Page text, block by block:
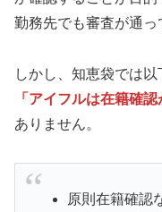
勤務先でも審査が通っ
しかし、知恵袋では以
「アイフルは在籍確認
ありません。
原則在籍確認